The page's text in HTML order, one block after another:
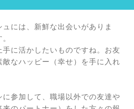
には、新鮮な出会いがありま
手に活かしたいものですね。お友
なハッピー（幸せ）を手に入れ
参加して、職場以外での友達や